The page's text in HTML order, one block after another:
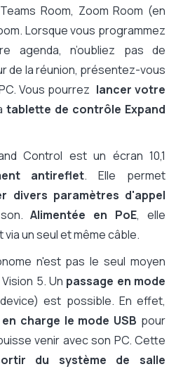
Room, Zoom Room (en
Lorsque vous programmez
agenda, n’oubliez pas de
de la réunion, présentez-vous
Vous pourrez lancer votre
tablette de contrôle Expand
Control est un écran 10,1
antireflet. Elle permet
divers paramètres d'appel
son.Alimentée en PoE, elle
un seul et même câble.
n'est pas le seul moyen
5. Un passage en mode
est possible. En effet,
charge le mode USB pour
venir avec son PC. Cette
du système de salle